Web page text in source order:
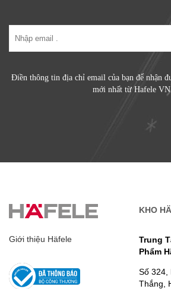
Điền thông tin địa chỉ email của bạn để nhận
mới nhất từ Hafele
Giới thiệu Häfele
KHO
Trung
Phẩm
Số 324,
Thắng,